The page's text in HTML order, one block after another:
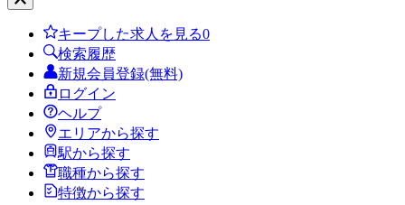
キープした求人を見る0
検索履歴
新規会員登録(無料)
ログイン
ヘルプ
エリアから探す
駅から探す
職種から探す
特徴から探す